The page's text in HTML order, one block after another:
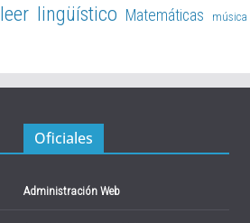
leer lingüístico Matemáticas música
Oficiales
Administración Web